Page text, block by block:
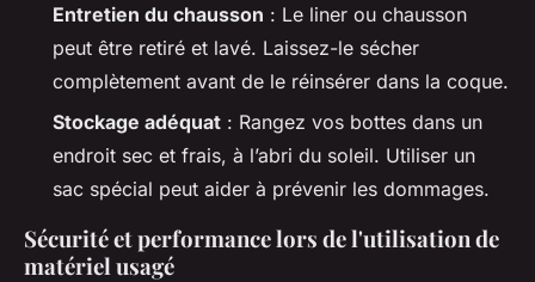
Entretien du chausson : Le liner ou chausson
peut être retiré et lavé. Laissez-le sécher
complètement avant de le réinsérer dans la coque.
Stockage adéquat : Rangez vos bottes dans un
endroit sec et frais, à l’abri du soleil. Utiliser un
sac spécial peut aider à prévenir les dommages.
Sécurité et performance lors de l'utilisation de
matériel usagé